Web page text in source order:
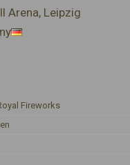
Arena, Leipzig
Fireworks